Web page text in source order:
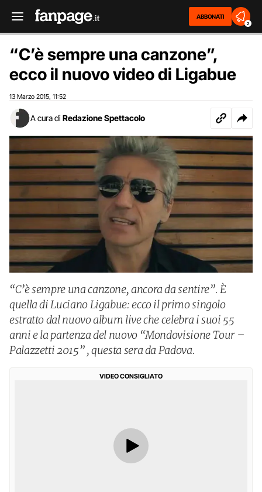
ABBONATI
2
“C’è sempre una canzone”,
ecco il nuovo video di Ligabue
13 Marzo 2015 11:52
A cura di Redazione Spettacolo
“C’è sempre una canzone, ancora da sentire”. È
quella di Luciano Ligabue: ecco il primo singolo
estratto dal nuovo album live che celebra i suoi 55
anni e la partenza del nuovo “Mondovisione Tour –
Palazzetti 2015” , questa sera da Padova.
VIDEO CONSIGLIATO